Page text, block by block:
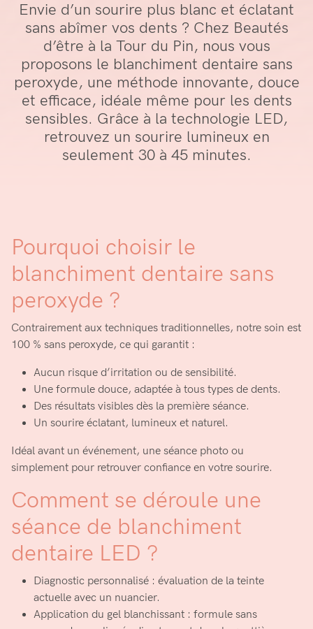
Envie d’un sourire plus blanc et éclatant
sans abîmer vos dents ? Chez Beautés
d’être à la Tour du Pin, nous vous
proposons le blanchiment dentaire sans
peroxyde, une méthode innovante, douce
et efficace, idéale même pour les dents
sensibles. Grâce à la technologie LED,
retrouvez un sourire lumineux en
seulement 30 à 45 minutes.
Pourquoi choisir le
blanchiment dentaire sans
peroxyde ?
Contrairement aux techniques traditionnelles, notre soin est
100 % sans peroxyde, ce qui garantit :
Aucun risque d’irritation ou de sensibilité.
Une formule douce, adaptée à tous types de dents.
Des résultats visibles dès la première séance.
Un sourire éclatant, lumineux et naturel.
Idéal avant un événement, une séance photo ou
simplement pour retrouver confiance en votre sourire.
Comment se déroule une
séance de blanchiment
dentaire LED ?
Diagnostic personnalisé : évaluation de la teinte
actuelle avec un nuancier.
Application du gel blanchissant : formule sans